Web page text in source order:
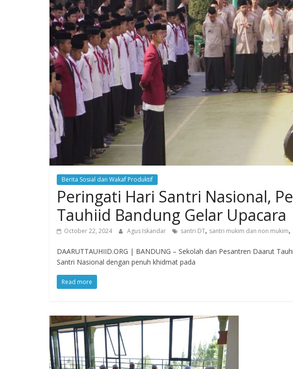
Berita Sosial dan Wakaf Produktif
Peringati Hari Santri Nasional,
Tauhiid Bandung Gelar Upacara
October 22, 2024 Agus Iskandar santri DT, santri mukim dan non mukim,
DAARUTTAUHIID.ORG | BANDUNG – Sekolah dan Pesantren Daarut
Santri Nasional dengan penuh khidmat pada
Read more